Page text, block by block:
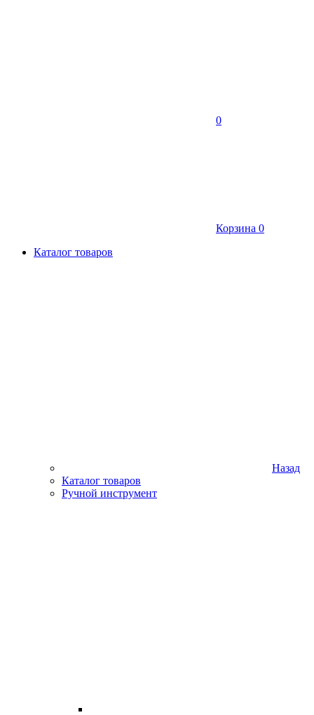
0
Корзина 0
Каталог товаров
Назад
Каталог товаров
Ручной инструмент